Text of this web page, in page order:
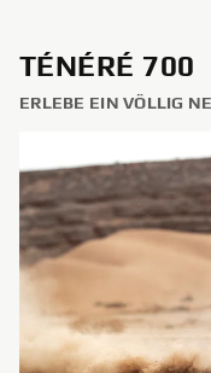
TÉNÉRÉ 700
ERLEBE EIN VÖLLIG